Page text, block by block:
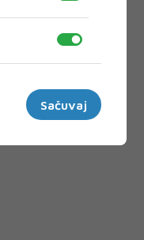
Sačuvaj